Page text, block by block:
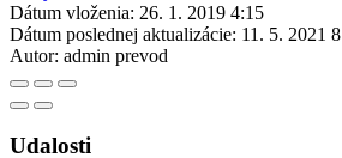
Dátum vloženia: 26. 1. 2019 4:15
Dátum poslednej aktualizácie: 11. 5. 2021
Autor: admin prevod
Udalosti